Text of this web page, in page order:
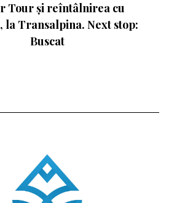
numerele de pe schiuri